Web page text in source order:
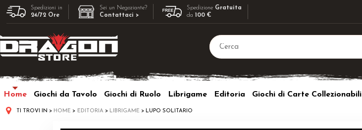
Spedizioni in
24/72 Ore
Sei un Negoziante?
Contattaci >
Spedizione Gratuita
da100 €
Home Giochi da Tavolo Giochi di Ruolo Librigame Editoria Giochi di Carte Collezionabili
TI TROVI IN HOME EDITORIA LIBRIGAME LUPO SOLITARIO